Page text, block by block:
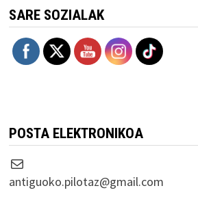
SARE SOZIALAK
POSTA ELEKTRONIKOA
Correo electrónico
antiguoko.pilotaz@gmail.com